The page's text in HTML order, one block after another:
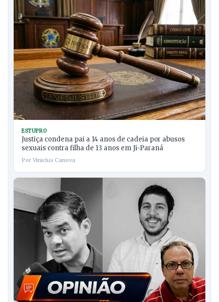
ESTUPRO
Justiça condena pai a 14 anos de cadeia por abusos
sexuais contra filha de 13 anos em Ji-Paraná
Por Vinicius Canova